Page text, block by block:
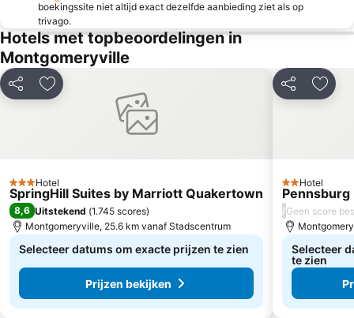
boekingssite niet altijd exact dezelfde aanbieding ziet als op
trivago.
Hotels met topbeoordelingen in
Montgomeryville
Delen Toevoegen aan favorieten
3 Sterren
Hotel
SpringHill Suites by Marriott Quakertown
8,6 Uitstekend (1.745 scores)
Montgomeryville, 25.6 km vanaf Stadscentrum
Selecteer datums om exacte prijzen te zien
Prijzen bekijken
Delen
2 Sterren
Hotel
Pennsburg
/Geen score
Selecteer
te zien